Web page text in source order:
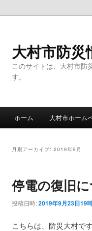
大村市防
このサイトは、大村市防
す。
ホーム 大村市ホーム
月別アーカイブ: 2019年9月
停電の復旧
投稿日時:2019年9月23日19
こちらは、防災大村です